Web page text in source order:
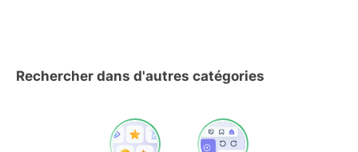
Rechercher dans d'autres catégories